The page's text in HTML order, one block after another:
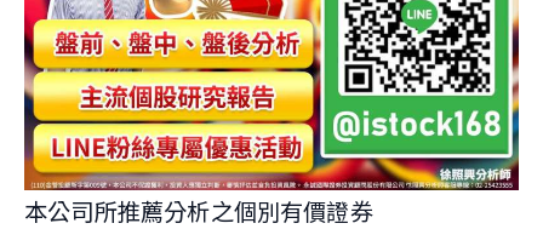
本公司所推薦分析之個別有價證券